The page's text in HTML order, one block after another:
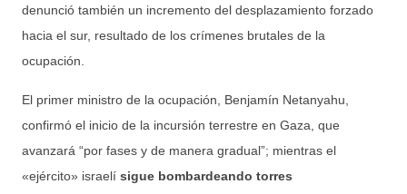
denunció también un incremento del desplazamiento forzado
hacia el sur, resultado de los crímenes brutales de la
ocupación.
El primer ministro de la ocupación, Benjamín Netanyahu,
confirmó el inicio de la incursión terrestre en Gaza, que
avanzará “por fases y de manera gradual”; mientras el
«ejército» israelí sigue bombardeando torres